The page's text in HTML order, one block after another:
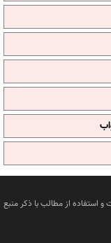
استفاده از مطالب با ذکر منبع